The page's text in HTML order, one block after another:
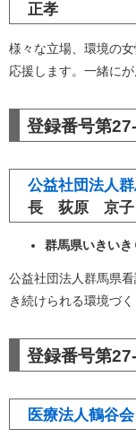
正孝
様々な立場、環境の
応援します。一緒に
登録番号第
公益社団法人
長 荻原 京子
群馬県いきいき
公益社団法人群馬県
き続けられる環境づく
登録番号第
医療法人鶴谷